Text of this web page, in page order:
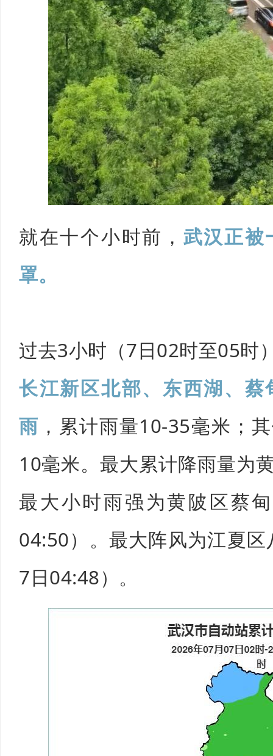
就在十个小时前， 武汉正被
罩。
过去3小时（7日02时至05时
长江新区北部、东西湖、
雨 ，累计雨量10-35毫米；
10毫米。最大累计降雨量为
最大小时雨强为黄陂区蔡
04:50）。最大阵风为江夏
7日04:48）。